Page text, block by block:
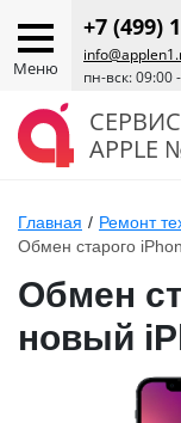
Меню
+7 (499)
пн-вск: 09:00
APPLE
Главная / Ремонт
Обмен старого
Обмен
новый